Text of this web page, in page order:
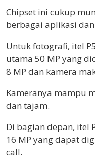
Chipset ini cukup
berbagai aplikasi
Untuk fotografi, itel
utama 50 MP yang
8 MP dan kamera
Kameranya mampu
dan tajam.
Di bagian depan, itel
16 MP yang dapat
call.